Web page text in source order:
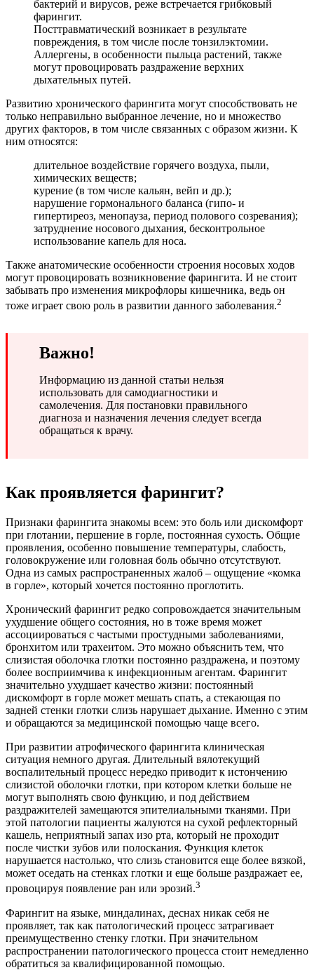
бактерий и вирусов, реже встречается грибковый
фарингит.
Посттравматический возникает в результате
повреждения, в том числе после тонзилэктомии.
Аллергены, в особенности пыльца растений, также
могут провоцировать раздражение верхних
дыхательных путей.
Развитию хронического фарингита могут способствовать не
только неправильно выбранное лечение, но и множество
других факторов, в том числе связанных с образом жизни. К
ним относятся:
длительное воздействие горячего воздуха, пыли,
химических веществ;
курение (в том числе кальян, вейп и др.);
нарушение гормонального баланса (гипо- и
гипертиреоз, менопауза, период полового созревания);
затруднение носового дыхания, бесконтрольное
использование капель для носа.
Также анатомические особенности строения носовых ходов
могут провоцировать возникновение фарингита. И не стоит
забывать про изменения микрофлоры кишечника, ведь он
тоже играет свою роль в развитии данного заболевания.2
Важно!
Информацию из данной статьи нельзя
использовать для самодиагностики и
самолечения. Для постановки правильного
диагноза и назначения лечения следует всегда
обращаться к врачу.
Как проявляется фарингит?
Признаки фарингита знакомы всем: это боль или дискомфорт
при глотании, першение в горле, постоянная сухость. Общие
проявления, особенно повышение температуры, слабость,
головокружение или головная боль обычно отсутствуют.
Одна из самых распространенных жалоб – ощущение «комка
в горле», который хочется постоянно проглотить.
Хронический фарингит редко сопровождается значительным
ухудшение общего состояния, но в тоже время может
ассоциироваться с частыми простудными заболеваниями,
бронхитом или трахеитом. Это можно объяснить тем, что
слизистая оболочка глотки постоянно раздражена, и поэтому
более восприимчива к инфекционным агентам. Фарингит
значительно ухудшает качество жизни: постоянный
дискомфорт в горле может мешать спать, а стекающая по
задней стенки глотки слизь нарушает дыхание. Именно с этим
и обращаются за медицинской помощью чаще всего.
При развитии атрофического фарингита клиническая
ситуация немного другая. Длительный вялотекущий
воспалительный процесс нередко приводит к истончению
слизистой оболочки глотки, при котором клетки больше не
могут выполнять свою функцию, и под действием
раздражителей замещаются эпителиальными тканями. При
этой патологии пациенты жалуются на сухой рефлекторный
кашель, неприятный запах изо рта, который не проходит
после чистки зубов или полоскания. Функция клеток
нарушается настолько, что слизь становится еще более вязкой,
может оседать на стенках глотки и еще больше раздражает ее,
провоцируя появление ран или эрозий.3
Фарингит на языке, миндалинах, деснах никак себя не
проявляет, так как патологический процесс затрагивает
преимущественно стенку глотки. При значительном
распространении патологического процесса стоит немедленно
обратиться за квалифицированной помощью.